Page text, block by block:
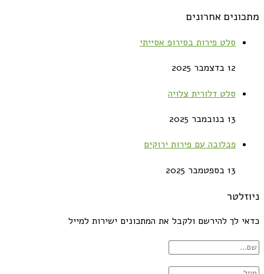
מתכונים אחרונים
סלט פירות בסירופ אסייתי
12 בדצמבר 2025
סלט דלורית צלויה
13 בנובמבר 2025
פבלובה עם פירות ירוקים
13 בספטמבר 2025
ניוזלטר
כדאי לך להירשם ולקבל את המתכונים ישירות למייל